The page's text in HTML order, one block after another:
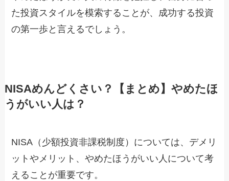
た投資スタイルを模索することが、成功する投資
の第一歩と言えるでしょう。
NISAめんどくさい？【まとめ】やめたほ
うがいい人は？
NISA（少額投資非課税制度）については、デメリ
ットやメリット、やめたほうがいい人について考
えることが重要です。